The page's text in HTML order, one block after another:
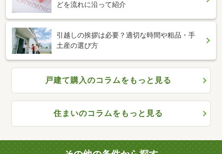
どを流れに沿って紹介
引越しの挨拶は必要？適切な時間や粗品・手
土産の選び方
戸建て購入のコラムをもっと見る
住まいのコラムをもっと見る